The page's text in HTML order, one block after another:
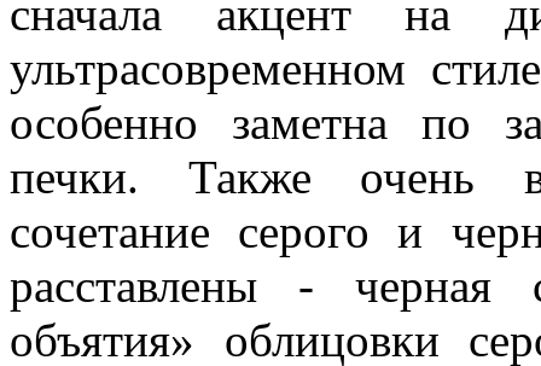
сначала акцент на
ультрасовременном
особенно заметна по
печки. Также очень
сочетание серого и
расставлены - черная
объятия» облицовки